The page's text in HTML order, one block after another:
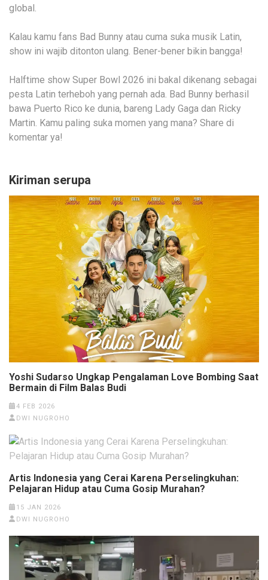
global.
Kalau kamu fans Bad Bunny atau cuma suka musik Latin,
show ini wajib ditonton ulang. Bener-bener bikin bangga!
Halftime show Super Bowl 2026 ini bakal dikenang sebagai
pesta Latin terheboh yang pernah ada. Bad Bunny berhasil
bawa Puerto Rico ke dunia, bareng Lady Gaga dan Ricky
Martin. Kamu paling suka momen yang mana? Share di
komentar ya!
Kiriman serupa
Yoshi Sudarso Ungkap Pengalaman Love Bombing Saat
Bermain di Film Balas Budi
4 FEB 2026
DWI NUGROHO
Artis Indonesia yang Cerai Karena Perselingkuhan:
Pelajaran Hidup atau Cuma Gosip Murahan?
15 JAN 2026
DWI NUGROHO